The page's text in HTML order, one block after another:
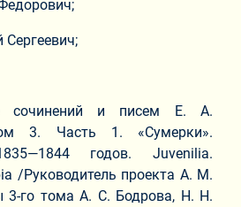
Сергеевич;
сочинений и писем Е. А.
3. Часть 1. «Сумерки».
годов. Juvenilia.
/Руководитель проекта А. М.
3-го тома А. С. Бодрова, Н. Н.